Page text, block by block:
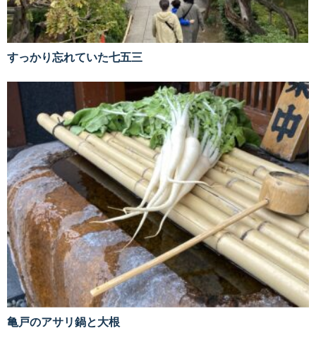
すっかり忘れていた七五三
亀戸のアサリ鍋と大根